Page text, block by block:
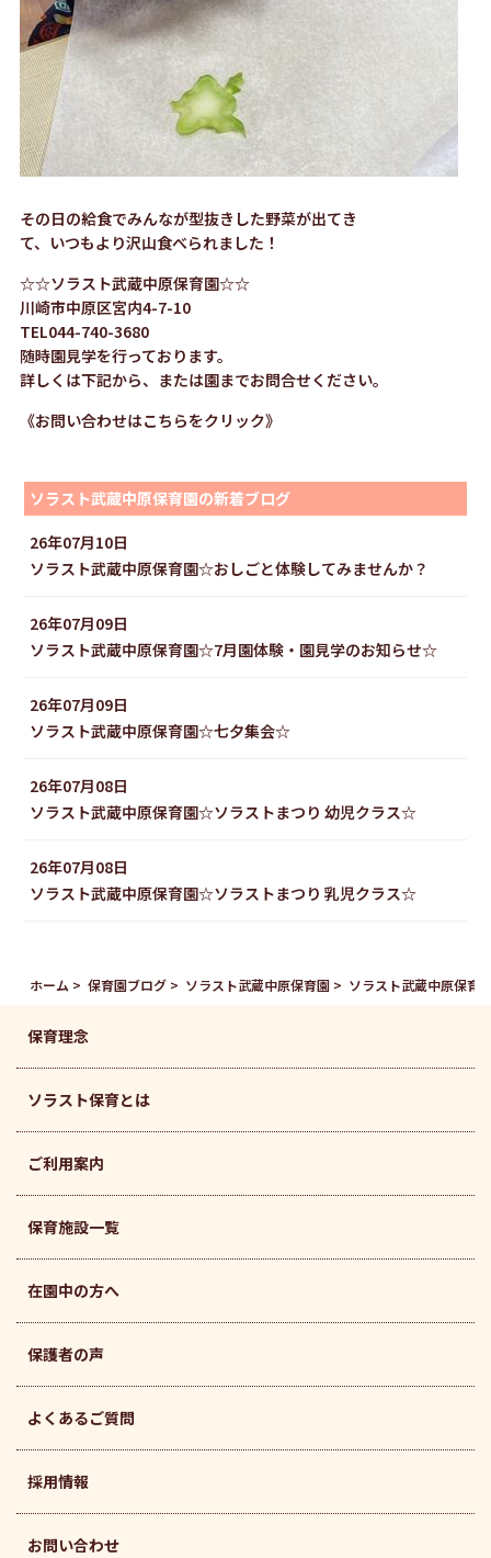
その日の給食でみんなが型抜きした野菜が出てき
て、いつもより沢山食べられました！
☆☆ソラスト武蔵中原保育園☆☆
川崎市中原区宮内4-7-10
TEL044-740-3680
随時園見学を行っております。
詳しくは下記から、または園までお問合せください。
《お問い合わせはこちらをクリック》
ソラスト武蔵中原保育園の新着ブログ
26年07月10日
ソラスト武蔵中原保育園☆おしごと体験してみませんか？
26年07月09日
ソラスト武蔵中原保育園☆7月園体験・園見学のお知らせ☆
26年07月09日
ソラスト武蔵中原保育園☆七夕集会☆
26年07月08日
ソラスト武蔵中原保育園☆ソラストまつり 幼児クラス☆
26年07月08日
ソラスト武蔵中原保育園☆ソラストまつり 乳児クラス☆
ホーム 保育園ブログ ソラスト武蔵中原保育園 ソラスト武蔵中原保
保育理念
ソラスト保育とは
ご利用案内
保育施設一覧
在園中の方へ
保護者の声
よくあるご質問
採用情報
お問い合わせ